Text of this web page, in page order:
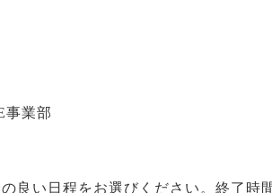
事業部
良い日程をお選びください。終了時